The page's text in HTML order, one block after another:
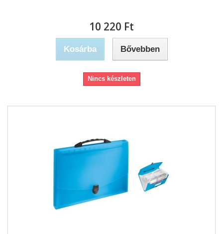
10 220 Ft‎
Kosárba Bővebben
Nincs készleten